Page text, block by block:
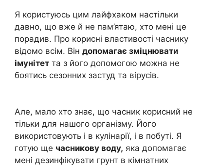
Я користуюсь цим лайфхаком настільки
давно, що вже й не пам’ятаю, хто мені це
порадив. Про корисні властивості часнику
відомо всім. Він допомагає зміцнювати
імунітет та з його допомогою можна не
боятись сезонних застуд та вірусів.
Але, мало хто знає, що часник корисний не
тільки для нашого організму. Його
використовують і в кулінарії, і в побуті. Я
готую ще часникову воду, яка допомагає
мені дезинфікувати грунт в кімнатних